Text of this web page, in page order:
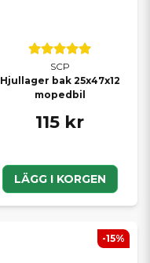
SCP
Hjullager bak 25x47x12
mopedbil
115 kr
LÄGG I KORGEN
-15%